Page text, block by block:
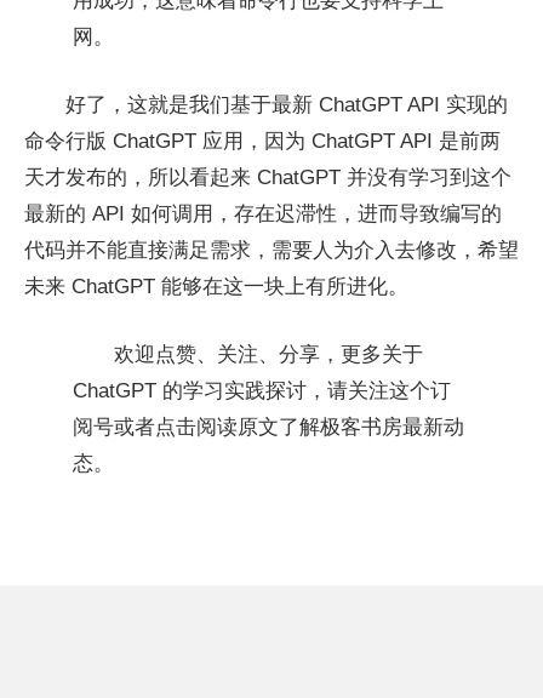
网。
好了，这就是我们基于最新 ChatGPT API 实现的
命令行版 ChatGPT 应用，因为 ChatGPT API 是前两
天才发布的，所以看起来 ChatGPT 并没有学习到这个
最新的 API 如何调用，存在迟滞性，进而导致编写的
代码并不能直接满足需求，需要人为介入去修改，希望
未来 ChatGPT 能够在这一块上有所进化。
欢迎点赞、关注、分享，更多关于
ChatGPT 的学习实践探讨，请关注这个订
阅号或者点击阅读原文了解极客书房最新动
态。